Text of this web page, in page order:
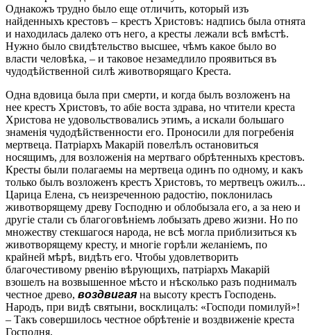
Однакожъ трудно было еще отличить, который изъ
найденныхъ крестовъ – крестъ Христовъ: надпись была отнята
и находилась далеко отъ него, а кресты лежали всѣ вмѣстѣ.
Нужно было свидѣтельство высшее, чѣмъ какое было во
власти человѣка, – и таковое незамедлило проявиться въ
чудодѣйственной силѣ животворящаго Креста.
Одна вдовица была при смерти, и когда былъ возложенъ на
нее крестъ Христовъ, то абіе воста здрава, но чтители креста
Христова не удовольствовались этимъ, а искали большаго
знаменія чудодѣйственности его. Проносили для погребенія
мертвеца. Патріархъ Макарій повелѣлъ остановиться
носящимъ, для возложенія на мертваго обрѣтенныхъ крестовъ.
Кресты были полагаемы на мертвеца одинъ по одному, и какъ
только былъ возложенъ крестъ Христовъ, то мертвецъ ожилъ...
Царица Елена, съ неизреченною радостію, поклонилась
животворящему древу Господню и облобызала его, а за нею и
другіе стали съ благоговѣніемъ лобызать древо жизни. Но по
множеству стекшагося народа, не всѣ могла приблизиться къ
животворящему кресту, и многіе горѣли желаніемъ, по
крайней мѣрѣ, видѣть его. Чтобы удовлетворить
благочестивому рвенію вѣрующихъ, патріархъ Макарій
взошелъ на возвышенное мѣсто и нѣсколько разъ поднималъ
честное древо, воздвигая на высоту крестъ Господень.
Народъ, при видѣ святыни, восклицалъ: «Господи помилуй»!
– Такъ совершилось честное обрѣтеніе и воздвиженіе креста
Господня.